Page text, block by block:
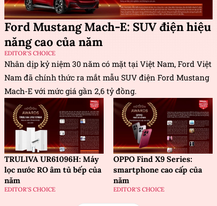
Ford Mustang Mach-E: SUV điện hiệu
năng cao của năm
EDITOR'S CHOICE
Nhân dịp kỷ niệm 30 năm có mặt tại Việt Nam, Ford Việt
Nam đã chính thức ra mắt mẫu SUV điện Ford Mustang
Mach-E với mức giá gần 2,6 tỷ đồng.
TRULIVA UR61096H: Máy
lọc nước RO âm tủ bếp của
năm
EDITOR'S CHOICE
OPPO Find X9 Series:
smartphone cao cấp của
năm
EDITOR'S CHOICE